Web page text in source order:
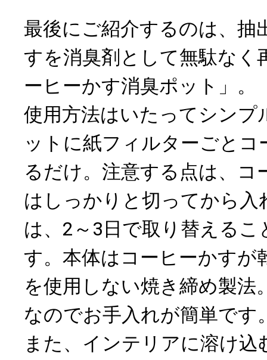
最後にご紹介するのは、抽
すを消臭剤として無駄なく
ーヒーかす消臭ポット」。
使用方法はいたってシンプ
ットに紙フィルターごと
るだけ。注意する点は、コ
はしっかりと切ってから入
は、2～3日で取り替える
す。本体はコーヒーかすが
を使用しない焼き締め製法
なのでお手入れが簡単です
また、インテリアに溶け